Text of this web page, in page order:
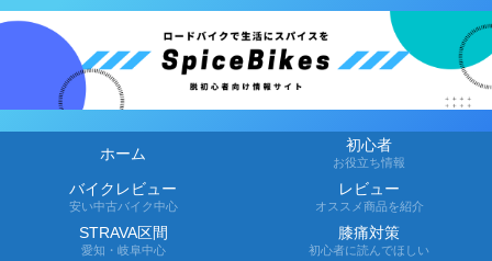
ホーム 初心者
お役立ち情報
バイクレビュー
安い中古バイク中心
レビュー
オススメ商品を紹介
STRAVA区間
愛知・岐阜中心
膝痛対策
初心者に読んでほしい